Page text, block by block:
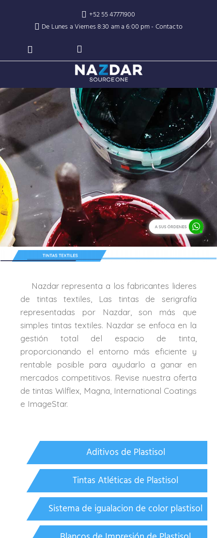
+52 55 47771900
De Lunes a Viernes 8:30 am a 6:00 pm - Contacto
Nazdar representa a los fabricantes lideres
de tintas textiles, Las tintas de serigrafía
representadas por Nazdar, son más que
simples tintas textiles. Nazdar se enfoca en la
gestión total del espacio de tinta,
proporcionando el entorno más eficiente y
rentable posible para ayudarlo a ganar en
mercados competitivos. Revise nuestra oferta
de tintas Wilflex, Magna, International Coatings
e ImageStar.
Aditivos de Plastisol
Tintas Atléticas de Plastisol
Sistema de igualacion de color plastisol